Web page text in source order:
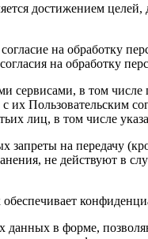
достижением
на обработку
на обработку
сервисами, в том
их Пользовательским
лиц, в том числе
на передачу
не действуют в
данных в форме,